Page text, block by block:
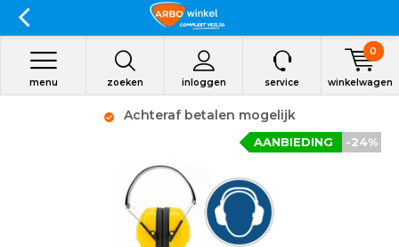
zoeken inloggen
menu service winkelwagen
0
Achteraf betalen mogelijk
-24%
AANBIEDING